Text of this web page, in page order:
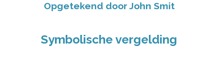
Opgetekend door John Smit
Symbolische vergelding